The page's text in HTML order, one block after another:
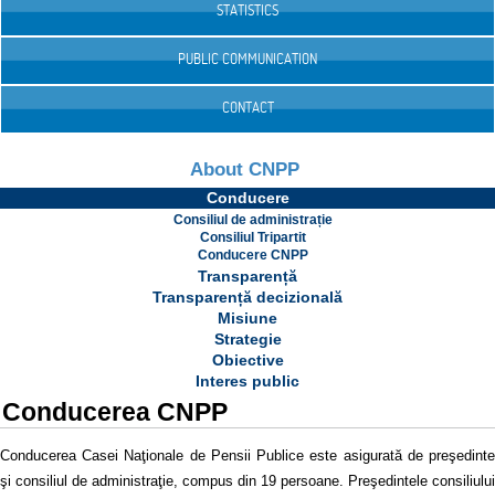
STATISTICS
PUBLIC COMMUNICATION
CONTACT
About CNPP
Conducere
Consiliul de administrație
Consiliul Tripartit
Conducere CNPP
Transparență
Transparență decizională
Misiune
Strategie
Obiective
Interes public
Conducerea CNPP
Conducerea Casei Naţionale de Pensii Publice este asigurată de preşedinte
şi consiliul de administraţie, compus din 19 persoane. Preşedintele consiliului